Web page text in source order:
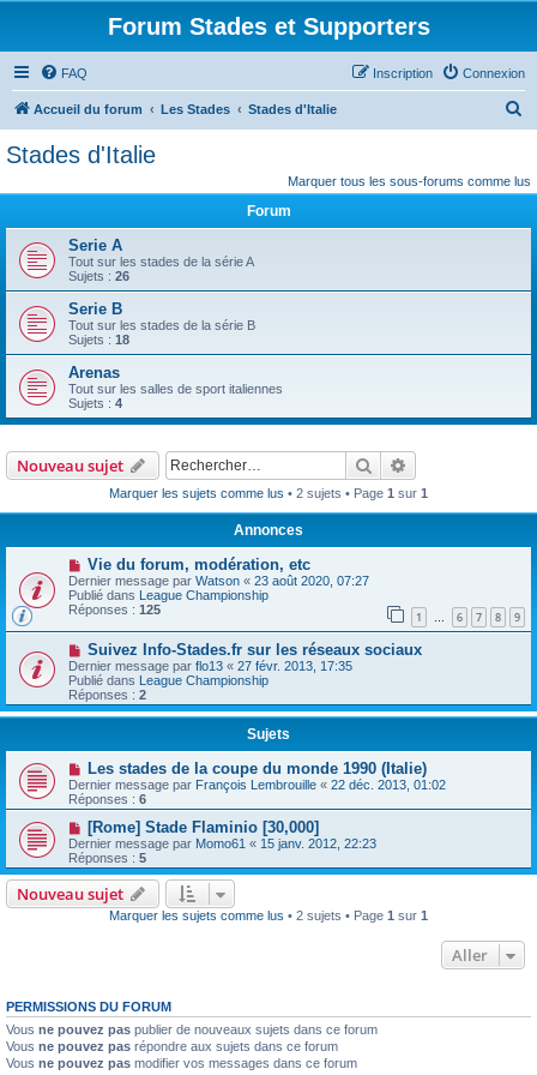
Forum Stades et Supporters
FAQ Connexion
Inscription
Accueil du forum Les Stades Stades d'Italie
h
Stades d'Italie
Marquer tous les sous-forums comme lus
Forum
Serie A
Tout sur les stades de la série A
Sujets : 26
Serie B
Tout sur les stades de la série B
Sujets : 18
Arenas
Tout sur les salles de sport italiennes
Sujets : 4
Nouveau sujet Rechercher
Marquer les sujets comme lus • 2 sujets • Page 1 sur 1
Annonces
Vie du forum, modération, etc
Dernier message par Watson « 23 août 2020, 07:27
Publié dans League Championship
Réponses : 125 1 … 6 7 8 9
Suivez Info-Stades.fr sur les réseaux sociaux
Dernier message par flo13 « 27 févr. 2013, 17:35
Publié dans League Championship
Réponses : 2
Sujets
Les stades de la coupe du monde 1990 (Italie)
Dernier message par François Lembrouille « 22 déc. 2013, 01:02
Réponses : 6
[Rome] Stade Flaminio [30,000]
Dernier message par Momo61 « 15 janv. 2012, 22:23
Réponses : 5
Nouveau sujet
Marquer les sujets comme lus • 2 sujets • Page 1 sur 1
Aller
PERMISSIONS DU FORUM
Vous ne pouvez pas publier de nouveaux sujets dans ce forum
Vous ne pouvez pas répondre aux sujets dans ce forum
Vous ne pouvez pas modifier vos messages dans ce forum